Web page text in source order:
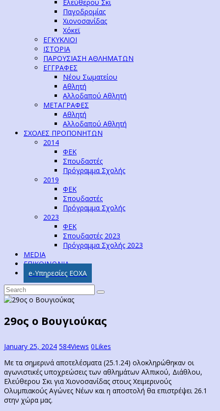
Ελεύθερου Σκι
Παγοδρομίας
Χιονοσανίδας
Χόκεϊ
ΕΓΚΥΚΛΙΟΙ
ΙΣΤΟΡΙΑ
ΠΑΡΟΥΣΙΑΣΗ ΑΘΛΗΜΑΤΩΝ
ΕΓΓΡΑΦΕΣ
Νέου Σωματείου
Αθλητή
Αλλοδαπού Αθλητή
ΜΕΤΑΓΡΑΦΕΣ
Αθλητή
Αλλοδαπού Αθλητή
ΣΧΟΛΕΣ ΠΡΟΠΟΝΗΤΩΝ
2014
ΦΕΚ
Σπουδαστές
Πρόγραμμα Σχολής
2019
ΦΕΚ
Σπουδαστές
Πρόγραμμα Σχολής
2023
ΦΕΚ
Σπουδαστές 2023
Πρόγραμμα Σχολής 2023
MEDIA
ΕΠΙΚΟΙΝΩΝΙΑ
e-Υπηρεσίες ΕΟΧΑ
29ος ο Βουγιούκας
January 25, 2024 584Views 0Likes
Με τα σημερινά αποτελέσματα (25.1.24) ολοκληρώθηκαν οι
αγωνιστικές υποχρεώσεις των αθλημάτων Αλπικού, Διάθλου,
Ελεύθερου Σκι για Χιονοσανίδας στους Χειμερινούς
Ολυμπιακούς Αγώνες Νέων και η αποστολή θα επιστρέψει 26.1
στην χώρα μας.